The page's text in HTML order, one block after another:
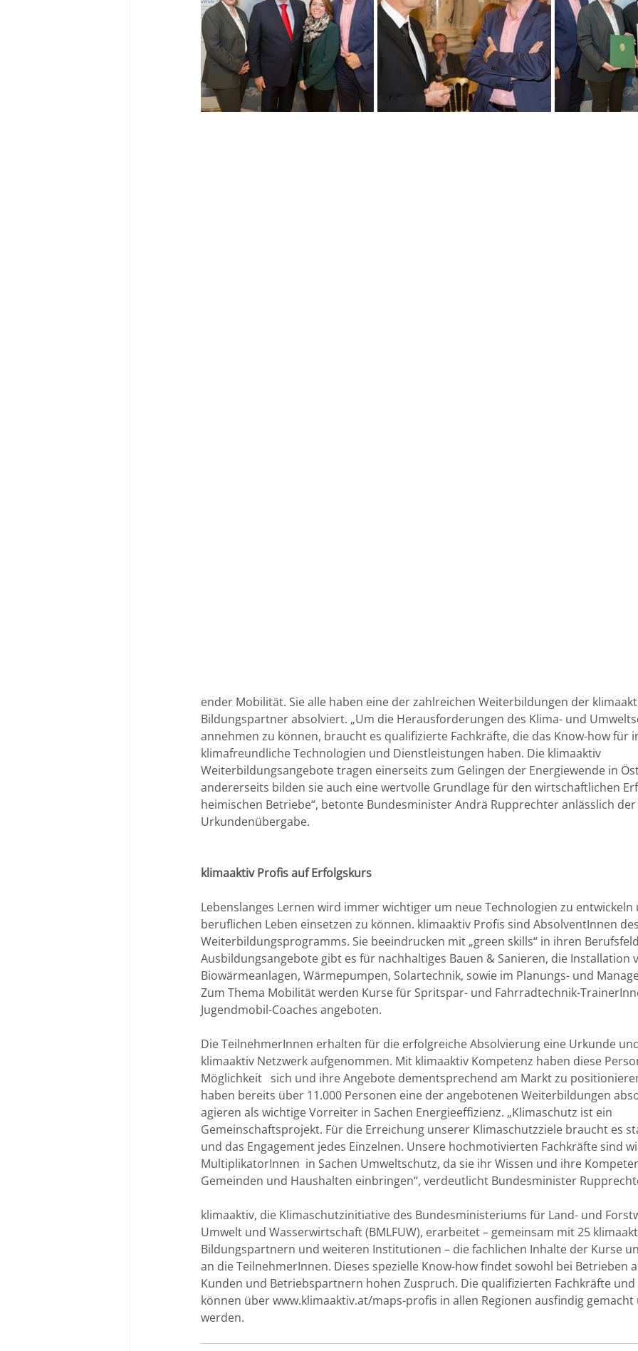
ender Mobilität. Sie alle haben eine der zahlreichen Weiterbildungen der
Bildungspartner absolviert. „Um die Herausforderungen des Klima- und
annehmen zu können, braucht es qualifizierte Fachkräfte, die das Know-how für
klimafreundliche Technologien und Dienstleistungen haben. Die klimaaktiv
Weiterbildungsangebote tragen einerseits zum Gelingen der Energiewende in
andererseits bilden sie auch eine wertvolle Grundlage für den wirtschaftlichen
heimischen Betriebe“, betonte Bundesminister Andrä Rupprechter anlässlich der
Urkundenübergabe.
klimaaktiv Profis auf Erfolgskurs
Lebenslanges Lernen wird immer wichtiger um neue Technologien zu
beruflichen Leben einsetzen zu können. klimaaktiv Profis sind AbsolventInnen
Weiterbildungsprogramms. Sie beeindrucken mit „green skills“ in ihren
Ausbildungsangebote gibt es für nachhaltiges Bauen & Sanieren, die Installation
Biowärmeanlagen, Wärmepumpen, Solartechnik, sowie im Planungs- und
Zum Thema Mobilität werden Kurse für Spritspar- und Fahrradtechnik-
Jugendmobil-Coaches angeboten.
Die TeilnehmerInnen erhalten für die erfolgreiche Absolvierung eine Urkunde
klimaaktiv Netzwerk aufgenommen. Mit klimaaktiv Kompetenz haben diese
Möglichkeit   sich und ihre Angebote dementsprechend am Markt zu
haben bereits über 11.000 Personen eine der angebotenen Weiterbildungen
agieren als wichtige Vorreiter in Sachen Energieeffizienz. „Klimaschutz ist ein
Gemeinschaftsprojekt. Für die Erreichung unserer Klimaschutzziele braucht es
und das Engagement jedes Einzelnen. Unsere hochmotivierten Fachkräfte sind
MultiplikatorInnen  in Sachen Umweltschutz, da sie ihr Wissen und ihre
Gemeinden und Haushalten einbringen“, verdeutlicht Bundesminister
klimaaktiv, die Klimaschutzinitiative des Bundesministeriums für Land- und
Umwelt und Wasserwirtschaft (BMLFUW), erarbeitet – gemeinsam mit 25
Bildungspartnern und weiteren Institutionen – die fachlichen Inhalte der Kurse
an die TeilnehmerInnen. Dieses spezielle Know-how findet sowohl bei Betrieben
Kunden und Betriebspartnern hohen Zuspruch. Die qualifizierten Fachkräfte
können über www.klimaaktiv.at/maps-profis in allen Regionen ausfindig
werden.